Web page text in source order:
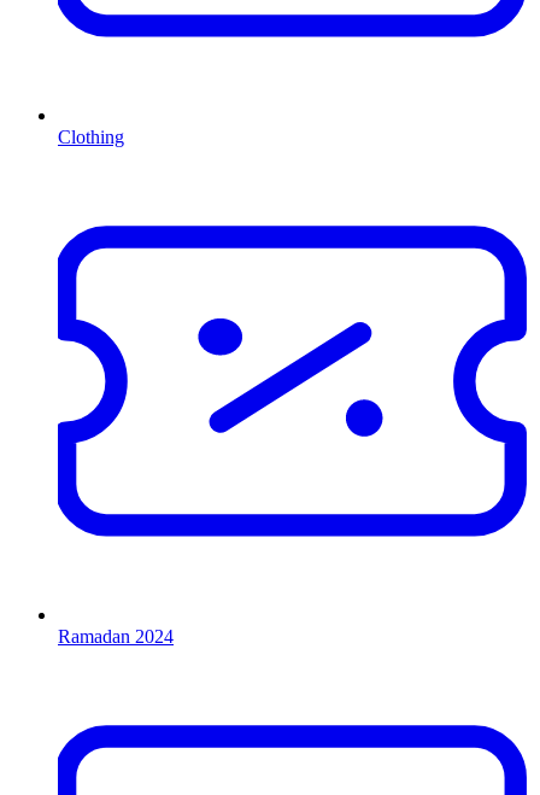
Clothing
Ramadan 2024